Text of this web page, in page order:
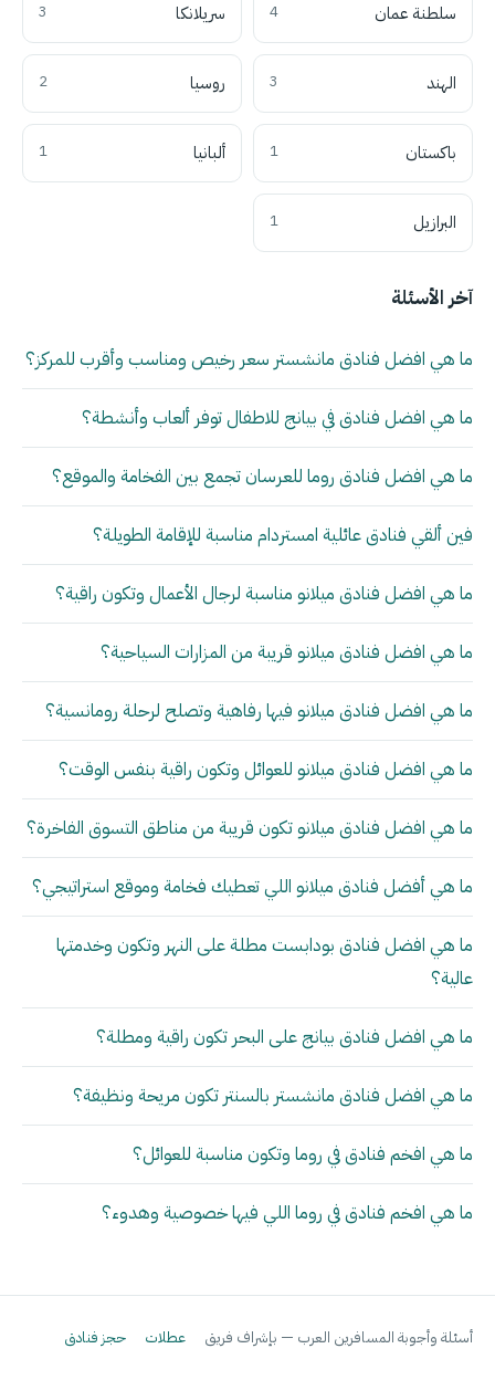
سلطنة عمان 4 سريلانكا 3
الهند 3 روسيا 2
باكستان 1 ألبانيا 1
البرازيل 1
آخر الأسئلة
ما هي افضل فنادق مانشستر سعر رخيص ومناسب وأقرب للمركز؟
ما هي افضل فنادق في بيانج للاطفال توفر ألعاب وأنشطة؟
ما هي افضل فنادق روما للعرسان تجمع بين الفخامة والموقع؟
فين ألقي فنادق عائلية امستردام مناسبة للإقامة الطويلة؟
ما هي افضل فنادق ميلانو مناسبة لرجال الأعمال وتكون راقية؟
ما هي افضل فنادق ميلانو قريبة من المزارات السياحية؟
ما هي افضل فنادق ميلانو فيها رفاهية وتصلح لرحلة رومانسية؟
ما هي افضل فنادق ميلانو للعوائل وتكون راقية بنفس الوقت؟
ما هي افضل فنادق ميلانو تكون قريبة من مناطق التسوق الفاخرة؟
ما هي أفضل فنادق ميلانو اللي تعطيك فخامة وموقع استراتيجي؟
ما هي افضل فنادق بودابست مطلة على النهر وتكون وخدمتها
عالية؟
ما هي افضل فنادق بيانج على البحر تكون راقية ومطلة؟
ما هي افضل فنادق مانشستر بالسنتر تكون مريحة ونظيفة؟
ما هي افخم فنادق في روما وتكون مناسبة للعوائل؟
ما هي افخم فنادق في روما اللي فيها خصوصية وهدوء؟
أسئلة وأجوبة المسافرين العرب — بإشراف فريق عطلات حجز فنادق